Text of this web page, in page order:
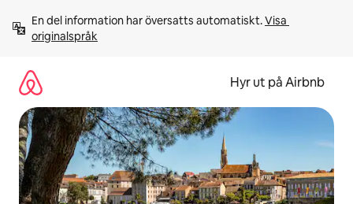
innehåll
En del information har översatts automatiskt. Visa
originalspråk
Hyr ut på Airbnb